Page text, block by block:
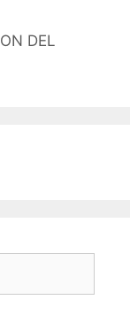
DEL